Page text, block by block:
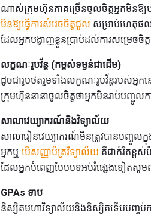
ណាស់ក្រុមហ៊ុនភាគច្រើនចូលចិត្តអ្នកមិនឱ្យប
មិនឱ្យធ្វើការសំរេចចិត្តជួល សម្រាប់ហេតុផល
ដែលអ្នកបង្ហាញខ្លួនប្រាប់ដល់ការសម្រេចចិ
លក្ខណៈរូបវ័ន្ត (កម្ពស់ទម្ងន់ជាដើម)
ដូចជារូបថតរួមទាំងលក្ខណៈរូបវ័ន្តរបស់អ្នក
ក្រុមហ៊ុននានាចូលចិត្តថាអ្នកមិនរាប់បញ្ចូល
សាលាវេយ្យាករណ៍និងវិទ្យាល័យ
សាលារៀនវេយ្យាករណ៍មិនត្រូវបានបញ្ចូលក្
អ្នកឬ បើសញ្ញាប័ត្រវិទ្យាល័យ គឺជាកំរិតខ្ព
ដែលអ្នកបំពេញបែបបទអប់រំផ្សេងទៀតសូមលុ
GPAs ទាប
និស្សិតមហាវិទ្យាល័យនិងនិស្សិតទើបបញ្ចប់ក